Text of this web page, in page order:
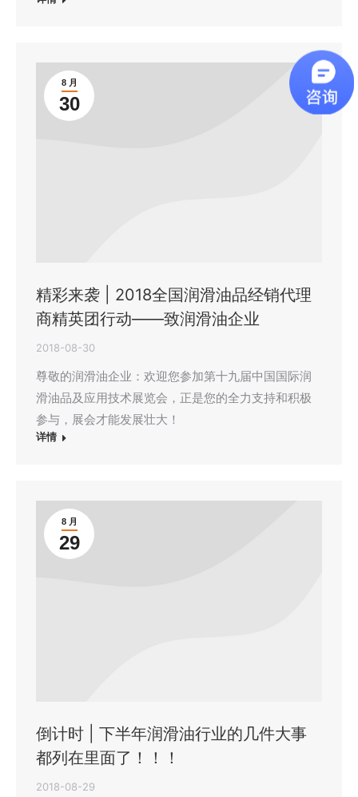
8 月
30
精彩来袭 | 2018全国润滑油品经销代理
商精英团行动——致润滑油企业
2018-08-30
尊敬的润滑油企业：欢迎您参加第十九届中国国际润
滑油品及应用技术展览会，正是您的全力支持和积极
参与，展会才能发展壮大！
详情
8 月
29
倒计时 | 下半年润滑油行业的几件大事
都列在里面了！！！
2018-08-29